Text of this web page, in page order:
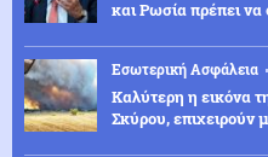
και Ρωσία πρέπει
Εσωτερική Ασφάλεια
Καλύτερη η εικόνα
Σκύρου, επιχειρούν